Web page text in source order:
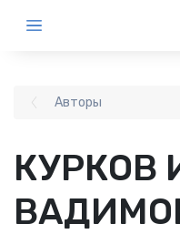
Авторы
КУРКОВ